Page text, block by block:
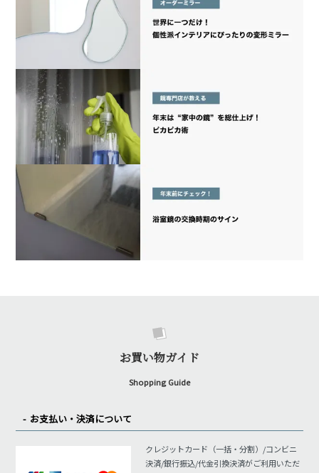
お買い物ガイド
Shopping Guide
お支払い・決済について
クレジットカード（一括・分割）/コンビニ
決済/銀行振込/代金引換決済がご利用いただ